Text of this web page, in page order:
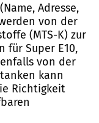
Adresse,
von der
(MTS-K) zur
für Super E10,
von der
kann
Richtigkeit